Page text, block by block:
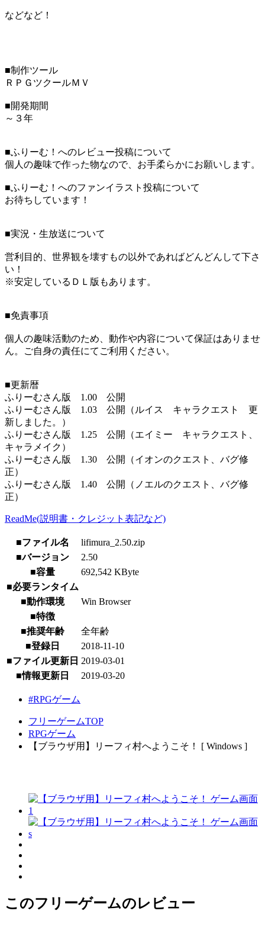
などなど！
■制作ツール
ＲＰＧツクールＭＶ
■開発期間
～３年
■ふりーむ！へのレビュー投稿について
個人の趣味で作った物なので、お手柔らかにお願いします。
■ふりーむ！へのファンイラスト投稿について
お待ちしています！
■実況・生放送について
営利目的、世界観を壊すもの以外であればどんどんして下さ
い！
※安定しているＤＬ版もあります。
■免責事項
個人の趣味活動のため、動作や内容について保証はありませ
ん。ご自身の責任にてご利用ください。
■更新暦
ふりーむさん版 1.00 公開
ふりーむさん版 1.03 公開（ルイス キャラクエスト 更
新しました。）
ふりーむさん版 1.25 公開（エイミー キャラクエスト、
キャラメイク）
ふりーむさん版 1.30 公開（イオンのクエスト、バグ修
正）
ふりーむさん版 1.40 公開（ノエルのクエスト、バグ修
正）
ReadMe(説明書・クレジット表記など)
■ファイル名
lifimura_2.50.zip
■バージョン
2.50
■容量
692,542 KByte
■必要ランタイム
■動作環境
Win Browser
■特徴
■推奨年齢
全年齢
■登録日
2018-11-10
■ファイル更新日 2019-03-01
■情報更新日
2019-03-20
#RPGゲーム
フリーゲームTOP
RPGゲーム
【ブラウザ用】リーフィ村へようこそ！ [ Windows ]
このフリーゲームのレビュー